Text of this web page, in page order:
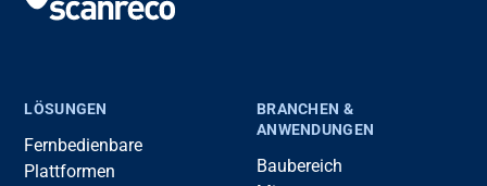
LÖSUNGEN
Fernbedienbare
Plattformen
BRANCHEN &
ANWENDUNGEN
Baubereich